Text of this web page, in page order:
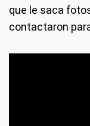
que le saca
contactaron